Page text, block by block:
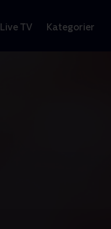
Live TV Kategorier